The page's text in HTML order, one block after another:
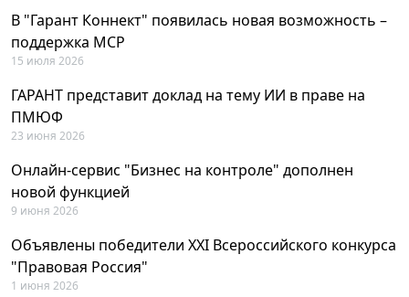
В "Гарант Коннект" появилась новая возможность –
поддержка MCP
15 июля 2026
ГАРАНТ представит доклад на тему ИИ в праве на
ПМЮФ
23 июня 2026
Онлайн-сервис "Бизнес на контроле" дополнен
новой функцией
9 июня 2026
Объявлены победители XXI Всероссийского конкурса
"Правовая Россия"
1 июня 2026